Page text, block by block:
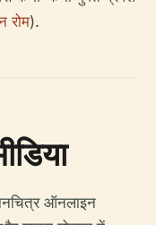
रोम).
ऑनलाइन